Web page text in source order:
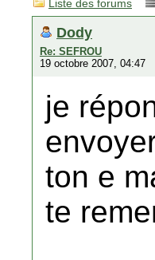
Liste des forums
Dody
Re: SEFROU
19 octobre 2007, 04:47
je
ton e
te